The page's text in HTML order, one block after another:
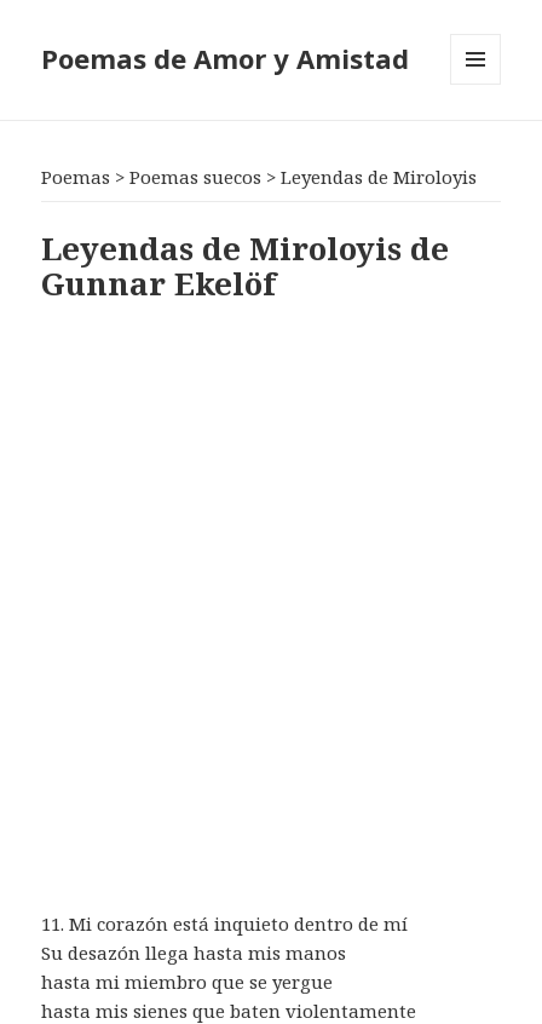
Poemas de Amor y Amistad
Poemas >Poemas suecos >Leyendas de Miroloyis
Leyendas de Miroloyis de
Gunnar Ekelöf
11. Mi corazón está inquieto dentro de mí
Su desazón llega hasta mis manos
hasta mi miembro que se yergue
hasta mis sienes que baten violentamente